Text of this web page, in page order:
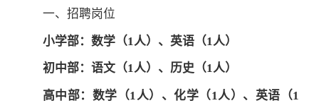
一、 招聘岗位
小学部：数学（1人）、英语（1人）
初中部：语文（1人）、历史（1人）
高中部：数学（1人）、化学（1人）、英语（1